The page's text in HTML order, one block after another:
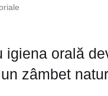
igiena orală
zâmbet